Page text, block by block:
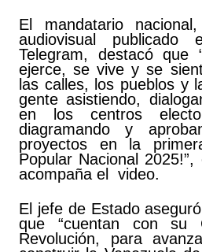
El mandatario
audiovisual
Telegram, destacó que
ejerce, se vive y se
las calles, los pueblos y
gente asistiendo,
en los centros
diagramando y
proyectos en la
Popular Nacional
acompaña el video.
El jefe de Estado
que “cuentan con su
Revolución, para